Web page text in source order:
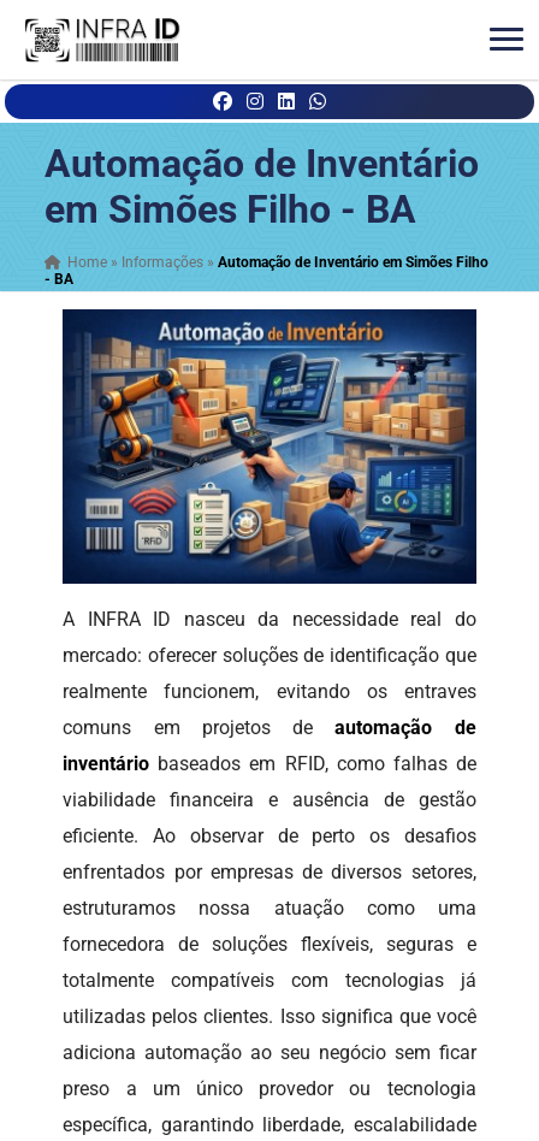
Automação de Inventário
em Simões Filho - BA
Home » Informações »Automação de Inventário em Simões Filho
- BA
A INFRA ID nasceu da necessidade real do
mercado: oferecer soluções de identificação que
realmente funcionem, evitando os entraves
comuns em projetos deautomação de
inventário baseados em RFID, como falhas de
viabilidade financeira e ausência de gestão
eficiente. Ao observar de perto os desafios
enfrentados por empresas de diversos setores,
estruturamos nossa atuação como uma
fornecedora de soluções flexíveis, seguras e
totalmente compatíveis com tecnologias já
utilizadas pelos clientes. Isso significa que você
adiciona automação ao seu negócio sem ficar
preso a um único provedor ou tecnologia
específica, garantindo liberdade, escalabilidade